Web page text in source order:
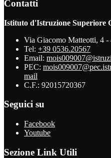
Contatti
Istituto d'Istruzione Superiore
Via Giacomo Matteotti, 4
Tel: +39 0536.20567
Email:
PEC:
mail
C.F.: 92015720367
Seguici su
Facebook
Youtube
Sezione Link Utili